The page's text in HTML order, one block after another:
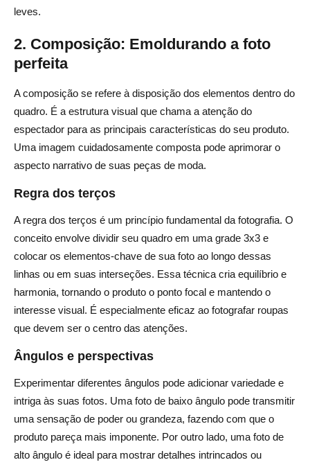
leves.
2. Composição: Emoldurando a foto
perfeita
A composição se refere à disposição dos elementos dentro do
quadro. É a estrutura visual que chama a atenção do
espectador para as principais características do seu produto.
Uma imagem cuidadosamente composta pode aprimorar o
aspecto narrativo de suas peças de moda.
Regra dos terços
A regra dos terços é um princípio fundamental da fotografia. O
conceito envolve dividir seu quadro em uma grade 3x3 e
colocar os elementos-chave de sua foto ao longo dessas
linhas ou em suas interseções. Essa técnica cria equilíbrio e
harmonia, tornando o produto o ponto focal e mantendo o
interesse visual. É especialmente eficaz ao fotografar roupas
que devem ser o centro das atenções.
Ângulos e perspectivas
Experimentar diferentes ângulos pode adicionar variedade e
intriga às suas fotos. Uma foto de baixo ângulo pode transmitir
uma sensação de poder ou grandeza, fazendo com que o
produto pareça mais imponente. Por outro lado, uma foto de
alto ângulo é ideal para mostrar detalhes intrincados ou